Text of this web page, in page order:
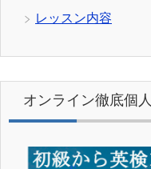
レッスン内容
オンライン徹底個